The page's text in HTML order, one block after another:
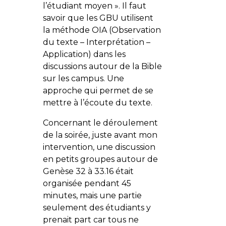
l’étudiant moyen ». Il faut
savoir que les GBU utilisent
la méthode OIA (Observation
du texte – Interprétation –
Application) dans les
discussions autour de la Bible
sur les campus. Une
approche qui permet de se
mettre à l’écoute du texte.
Concernant le déroulement
de la soirée, juste avant mon
intervention, une discussion
en petits groupes autour de
Genèse 32 à 33.16 était
organisée pendant 45
minutes, mais une partie
seulement des étudiants y
prenait part car tous ne